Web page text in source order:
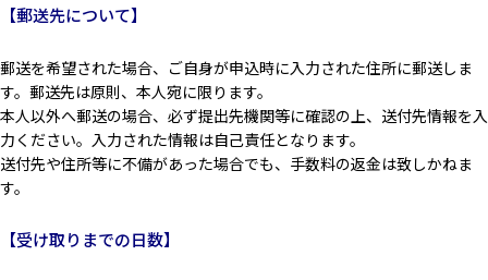
【郵送先について】
郵送を希望された場合、ご自身が申込時に入力された住所に郵送しま
す。郵送先は原則、本人宛に限ります。
本人以外へ郵送の場合、必ず提出先機関等に確認の上、送付先情報を入
力ください。入力された情報は自己責任となります。
送付先や住所等に不備があった場合でも、手数料の返金は致しかねま
す。
【受け取りまでの日数】